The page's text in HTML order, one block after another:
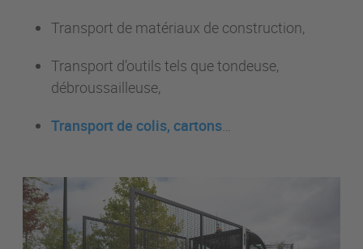
Transport de matériaux de construction,
Transport d’outils tels que tondeuse,
débroussailleuse,
Transport de colis, cartons…